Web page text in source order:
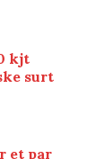
kjt
surt
et par